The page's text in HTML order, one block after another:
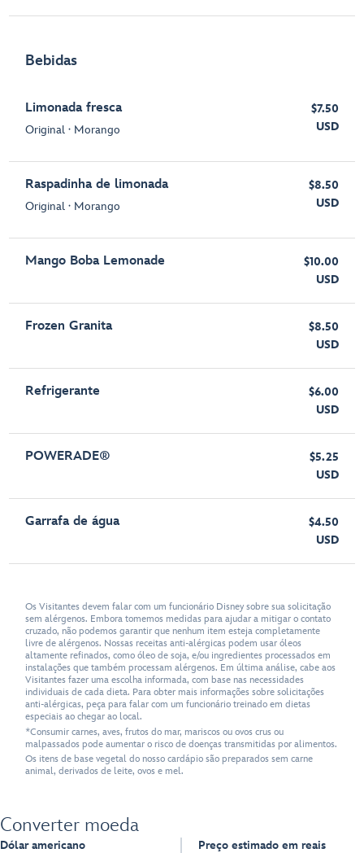
Bebidas
Limonada fresca
Original ∙ Morango
$7.50
USD
Raspadinha de limonada
Original ∙ Morango
$8.50
USD
Mango Boba Lemonade
$10.00
USD
Frozen Granita
$8.50
USD
Refrigerante
$6.00
USD
POWERADE®
$5.25
USD
Garrafa de água
$4.50
USD
Os Visitantes devem falar com um funcionário Disney sobre sua solicitação
sem alérgenos. Embora tomemos medidas para ajudar a mitigar o contato
cruzado, não podemos garantir que nenhum item esteja completamente
livre de alérgenos. Nossas receitas anti-alérgicas podem usar óleos
altamente refinados, como óleo de soja, e/ou ingredientes processados em
instalações que também processam alérgenos. Em última análise, cabe aos
Visitantes fazer uma escolha informada, com base nas necessidades
individuais de cada dieta. Para obter mais informações sobre solicitações
anti-alérgicas, peça para falar com um funcionário treinado em dietas
especiais ao chegar ao local.
*Consumir carnes, aves, frutos do mar, mariscos ou ovos crus ou
malpassados pode aumentar o risco de doenças transmitidas por alimentos.
Os itens de base vegetal do nosso cardápio são preparados sem carne
animal, derivados de leite, ovos e mel.
Converter moeda
Dólar americano
Preço estimado em reais